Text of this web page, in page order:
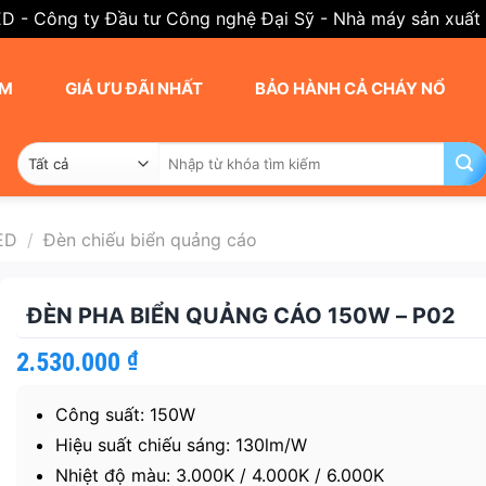
- Công ty Đầu tư Công nghệ Đại Sỹ - Nhà máy sản
GIÁ ƯU ĐÃI NHẤT BẢO HÀNH CẢ CHÁY NỔ
kiếm:
/ Đèn chiếu biển quảng cáo
ĐÈN PHA BIỂN QUẢNG CÁO 150W – P02
2.530.000 ₫
Công suất: 150W
Hiệu suất chiếu sáng: 130lm/W
Nhiệt độ màu: 3.000K / 4.000K / 6.000K